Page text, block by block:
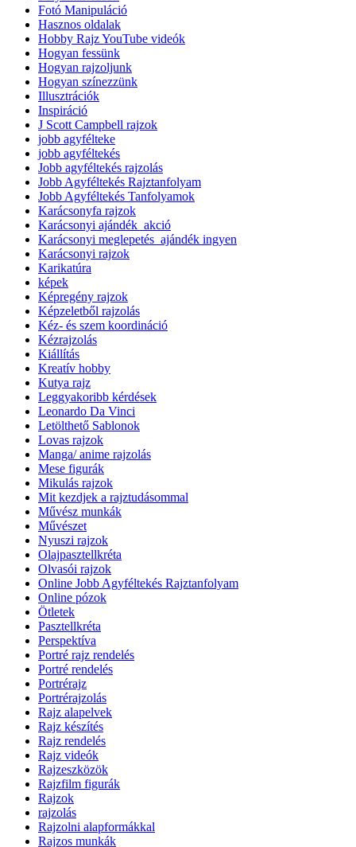
Fotó Manipuláció
Hasznos oldalak
Hobby Rajz YouTube videók
Hogyan fessünk
Hogyan rajzoljunk
Hogyan színezzünk
Illusztrációk
Inspiráció
J Scott Campbell rajzok
jobb agyfélteke
jobb agyféltekés
Jobb agyféltekés rajzolás
Jobb Agyféltekés Rajztanfolyam
Jobb Agyféltekés Tanfolyamok
Karácsonyfa rajzok
Karácsonyi ajándék_akció
Karácsonyi meglepetés_ajándék ingyen
Karácsonyi rajzok
Karikatúra
képek
Képregény rajzok
Képzeletből rajzolás
Kéz- és szem koordináció
Kézrajzolás
Kiállítás
Kreatív hobby
Kutya rajz
Leggyakoribb kérdések
Leonardo Da Vinci
Letölthető Sablonok
Lovas rajzok
Manga/ anime rajzolás
Mese figurák
Mikulás rajzok
Mit kezdjek a rajztudásommal
Művész munkák
Művészet
Nyuszi rajzok
Olajpasztellkréta
Olvasói rajzok
Online Jobb Agyféltekés Rajztanfolyam
Online pózok
Ötletek
Pasztellkréta
Perspektíva
Portré rajz rendelés
Portré rendelés
Portrérajz
Portrérajzolás
Rajz alapelvek
Rajz készítés
Rajz rendelés
Rajz videók
Rajzeszközök
Rajzfilm figurák
Rajzok
rajzolás
Rajzolni alapformákkal
Rajzos munkák